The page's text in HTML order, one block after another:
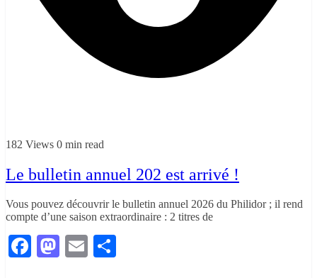
182 Views 0 min read
Le bulletin annuel 202 est arrivé !
Vous pouvez découvrir le bulletin annuel 2026 du Philidor ; il rend
compte d’une saison extraordinaire : 2 titres de
Facebook
Mastodon
Email